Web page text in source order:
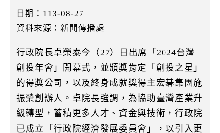
日期：113-08-27
資料來源：新聞傳播處
行政院長卓榮泰今（27）日出席「2024台灣
創投年會」開幕式，並頒獎肯定「創投之星」
的得獎公司，以及終身成就獎得主宏碁集團施
振榮創辦人。卓院長強調，為協助臺灣產業升
級轉型，蓄積更多人才、資金與技術，行政院
已成立「行政院經濟發展委員會」，以引入更